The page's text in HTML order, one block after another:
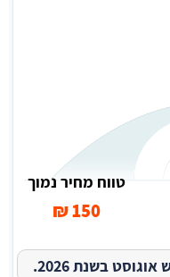
טווח מחיר נמוך
150 ₪
בשנת 2026.